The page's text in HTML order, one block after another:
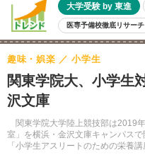
大学受験 by 東進
医専予備校徹底リサーチ
親子で考える大学選び 高校受験
共通テスト 夏休み
8月開催イベント・WS 全国公立高
自由研究教材（小学生向け）
関東学院大、小学生
沢文庫
関東学院大学陸上競技部は2019
室」を横浜・金沢文庫キャンパス
「小学生アスリートのための栄養
趣味・娯楽 小学生